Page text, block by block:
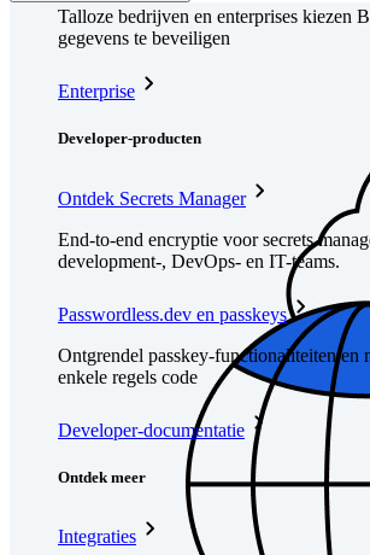
Talloze bedrijven en enterprises kiezen
gegevens te beveiligen
Enterprise
Developer-producten
Ontdek Secrets Manager
End-to-end encryptie voor secrets
development-, DevOps- en IT-teams.
Passwordless.dev en passkeys
Ontgrendel passkey-functionaliteiten en
enkele regels code
Developer-documentatie
Ontdek meer
Integraties